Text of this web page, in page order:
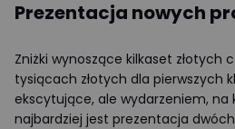
Prezentacja nowych
Zniżki wynoszące kilkaset złotych
tysiącach złotych dla pierwszych
ekscytujące, ale wydarzeniem,
najbardziej jest prezentacja